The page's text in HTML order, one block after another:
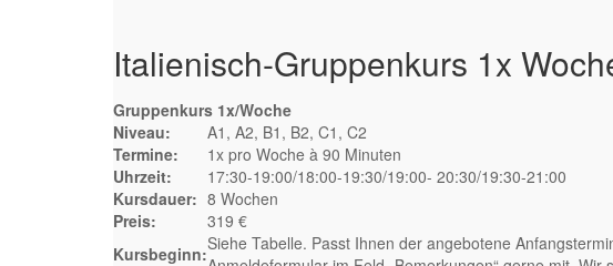
Italienisch-Gruppenkurs 1x
Gruppenkurs 1x/Woche
Niveau:
A1, A2, B1, B2, C1, C2
Termine:
1x pro Woche à 90 Minuten
Uhrzeit:
17:30-19:00/18:00-19:30/19:00- 20:30/19:30-21:00
Kursdauer: 8 Wochen
Preis:
319 €
Kursbeginn:Siehe Tabelle. Passt Ihnen der angebotene